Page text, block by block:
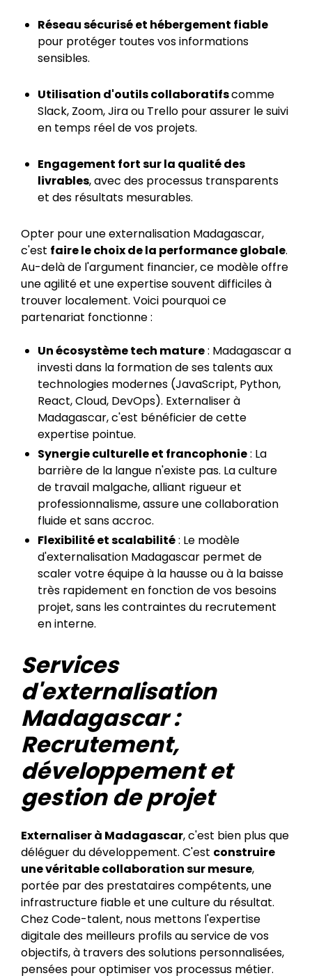
Réseau sécurisé et hébergement fiable
pour protéger toutes vos informations
sensibles.
Utilisation d'outils collaboratifscomme
Slack, Zoom, Jira ou Trello pour assurer le suivi
en temps réel de vos projets.
Engagement fort sur la qualité des
livrables, avec des processus transparents
et des résultats mesurables.
Opter pour une externalisation Madagascar,
c'est faire le choix de la performance globale.
Au-delà de l'argument financier, ce modèle offre
une agilité et une expertise souvent difficiles à
trouver localement. Voici pourquoi ce
partenariat fonctionne :
Un écosystème tech mature: Madagascar a
investi dans la formation de ses talents aux
technologies modernes (JavaScript, Python,
React, Cloud, DevOps). Externaliser à
Madagascar, c'est bénéficier de cette
expertise pointue.
Synergie culturelle et francophonie: La
barrière de la langue n'existe pas. La culture
de travail malgache, alliant rigueur et
professionnalisme, assure une collaboration
fluide et sans accroc.
Flexibilité et scalabilité: Le modèle
d'externalisation Madagascar permet de
scaler votre équipe à la hausse ou à la baisse
très rapidement en fonction de vos besoins
projet, sans les contraintes du recrutement
en interne.
Services
d'externalisation
Madagascar :
Recrutement,
développement et
gestion de projet
Externaliser à Madagascar, c'est bien plus que
déléguer du développement. C'est construire
une véritable collaboration sur mesure,
portée par des prestataires compétents, une
infrastructure fiable et une culture du résultat.
Chez Code-talent, nous mettons l'expertise
digitale des meilleurs profils au service de vos
objectifs, à travers des solutions personnalisées,
pensées pour optimiser vos processus métier.